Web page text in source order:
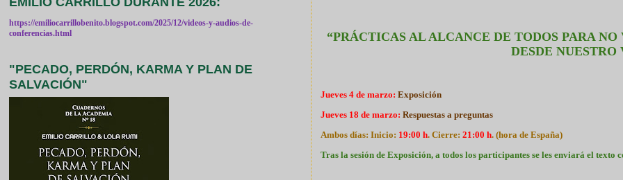
“PRÁCTICAS AL ALCANCE DE TODOS PARA
DESDE NUESTRO
Jueves 4 de marzo: Exposición
Jueves 18 de marzo: Respuestas a preguntas
Ambos días: Inicio: 19:00 h. Cierre:21:00 h. (hora de España)
Tras la sesión de Exposición, a todos los participantes se les enviará el texto
https://emiliocarrillobenito.blogspot.com/2025/12/videos-y-audios-de-
conferencias.html
"PECADO, PERDÓN, KARMA Y PLAN DE
SALVACIÓN"